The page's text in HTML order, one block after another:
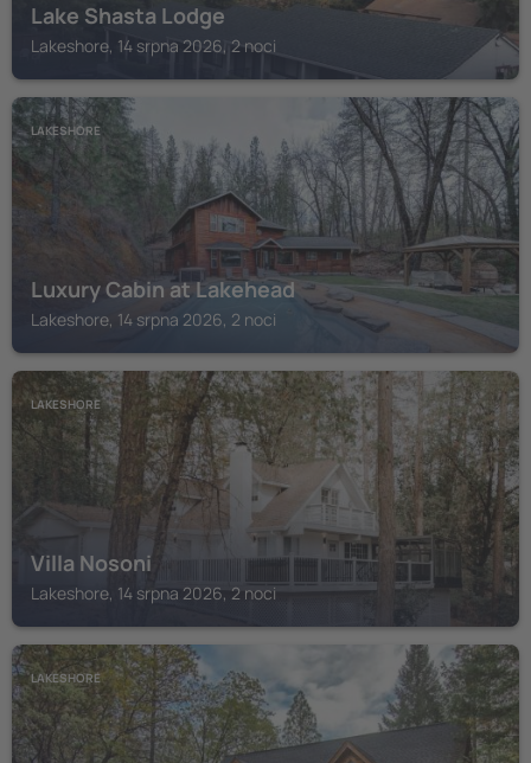
Lake Shasta Lodge
Lakeshore, 14 srpna 2026, 2 noci
LAKESHORE
Luxury Cabin at Lakehead
Lakeshore, 14 srpna 2026, 2 noci
LAKESHORE
Villa Nosoni
Lakeshore, 14 srpna 2026, 2 noci
LAKESHORE